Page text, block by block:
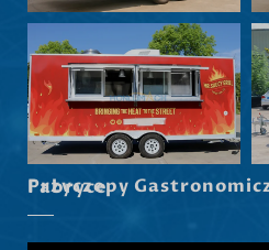
Przyczepy Gastronomiczne W Naszej Fabryce